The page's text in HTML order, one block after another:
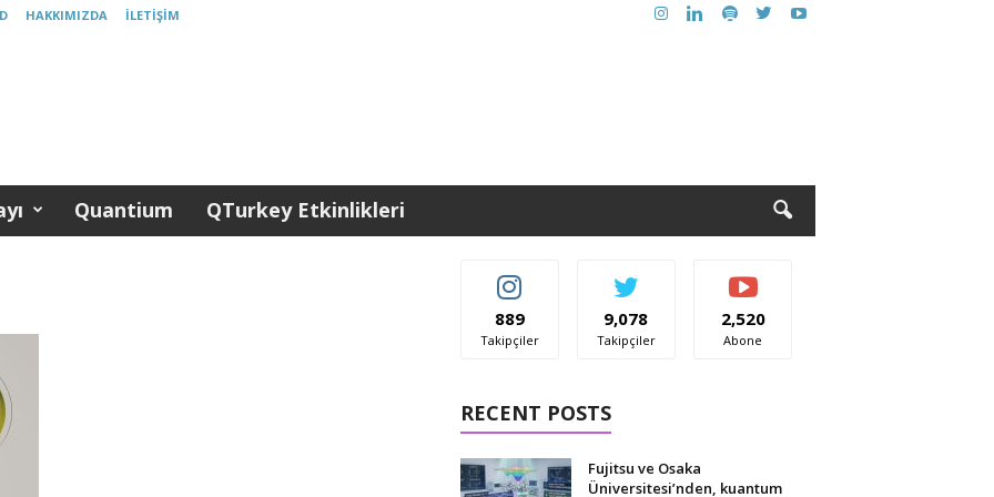
HAKKIMIZDA İLETIŞIM
Quantium QTurkey Etkinlikleri
889
Takipçiler
9,078
Takipçiler
2,520
Abone
RECENT POSTS
Fujitsu ve Osaka
Üniversitesi’nden, kuantum